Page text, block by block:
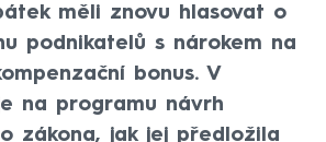
měli znovu hlasovat o
podnikatelů s nárokem na
bonus. V
na programu návrh
zákona, jak jej předložila